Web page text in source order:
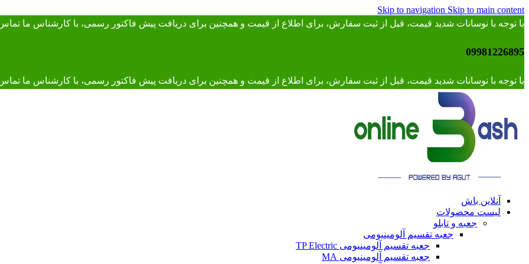
Skip to navigation Skip to main content
با توجه با نوسانات شدید قیمت، قبل از ثبت سفارش، برای اطلاع از قیمت و همچنین برای دریافت پیش فاکتور رسمی، با کارشناس ما تماس
09981226895
با توجه با نوسانات شدید قیمت، قبل از ثبت سفارش، برای اطلاع از قیمت و همچنین برای دریافت پیش فاکتور رسمی، با کارشناس ما تماس بگیرید.
آنلاین باش
لیست محصولات
جعبه و تابلو
جعبه تقسیم آلومینیومی
جعبه تقسیم آلومینیومی TP Electric
جعبه تقسیم آلومینیومی MA